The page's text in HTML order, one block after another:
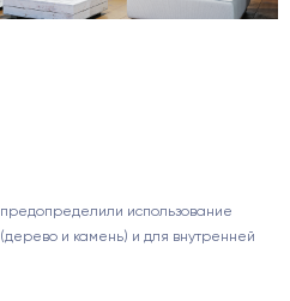
использование
и камень) и для внутренней